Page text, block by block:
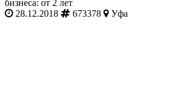
бизнеса: от 2 лет
28.12.2018
673378 Уфа